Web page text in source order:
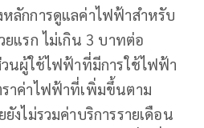
ลักการดูแลค่าไฟฟ้าสำหรับ
แรก ไม่เกิน 3 บาทต่อ
นผู้ใช้ไฟฟ้าที่มีการใช้ไฟฟ้า
าค่าไฟฟ้าที่เพิ่มขึ้นตาม
งไม่รวมค่าบริการรายเดือน